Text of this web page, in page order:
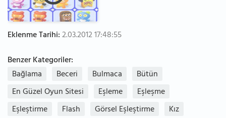
Eklenme Tarihi:2.03.2012 17:48:55
Benzer Kategoriler:
Bağlama
Beceri Bulmaca
Bütün
En Güzel Oyun Sitesi
Eşleme
Eşleşme
Eşleştirme
Flash Görsel Eşleştirme
Kız